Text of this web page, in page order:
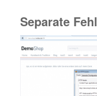
Separate